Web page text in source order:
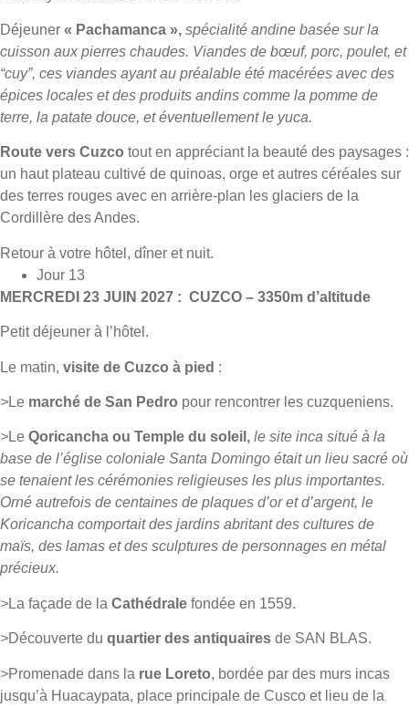
Déjeuner « Pachamanca », spécialité andine basée sur la
cuisson aux pierres chaudes. Viandes de bœuf, porc, poulet, et
“cuy”, ces viandes ayant au préalable été macérées avec des
épices locales et des produits andins comme la pomme de
terre, la patate douce, et éventuellement le yuca.
Route vers Cuzco tout en appréciant la beauté des paysages :
un haut plateau cultivé de quinoas, orge et autres céréales sur
des terres rouges avec en arrière-plan les glaciers de la
Cordillère des Andes.
Retour à votre hôtel, dîner et nuit.
Jour 13
MERCREDI 23 JUIN 2027 : CUZCO – 3350m d’altitude
Petit déjeuner à l’hôtel.
Le matin, visite de Cuzco à pied :
>Le marché de San Pedro pour rencontrer les cuzqueniens.
>Le Qoricancha ou Temple du soleil, le site inca situé à la
base de l’église coloniale Santa Domingo était un lieu sacré où
se tenaient les cérémonies religieuses les plus importantes.
Orné autrefois de centaines de plaques d’or et d’argent, le
Koricancha comportait des jardins abritant des cultures de
maïs, des lamas et des sculptures de personnages en métal
précieux.
>La façade de la Cathédrale fondée en 1559.
>Découverte du quartier des antiquaires de SAN BLAS.
>Promenade dans la rue Loreto, bordée par des murs incas
jusqu’à Huacaypata, place principale de Cusco et lieu de la